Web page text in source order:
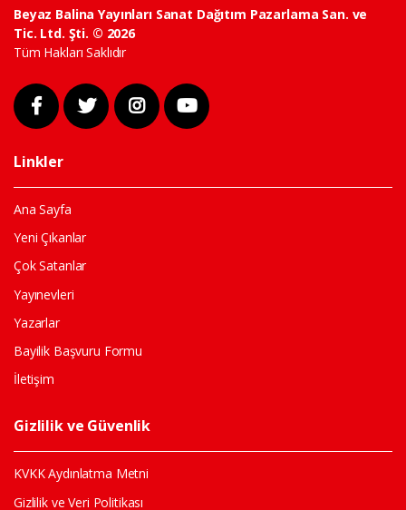
Beyaz Balina Yayınları Sanat Dağıtım Pazarlama San. ve
Tic. Ltd. Şti. © 2026
Tüm Hakları Saklıdır
Linkler
Ana Sayfa
Yeni Çıkanlar
Çok Satanlar
Yayınevleri
Yazarlar
Bayilik Başvuru Formu
İletişim
Gizlilik ve Güvenlik
KVKK Aydınlatma Metni
Gizlilik ve Veri Politikası